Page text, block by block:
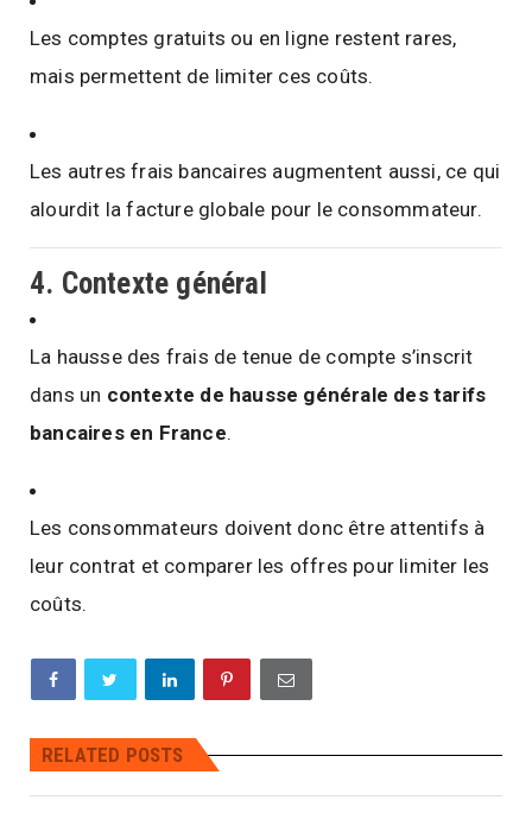
Les comptes gratuits ou en ligne restent rares,
mais permettent de limiter ces coûts.
Les autres frais bancaires augmentent aussi, ce qui
alourdit la facture globale pour le consommateur.
4. Contexte général
La hausse des frais de tenue de compte s’inscrit
dans un contexte de hausse générale des tarifs
bancaires en France.
Les consommateurs doivent donc être attentifs à
leur contrat et comparer les offres pour limiter les
coûts.
RELATED POSTS
La souveraineté numérique de l'Europe
est un enjeu majeur face à l'évolution
rapide des technologies d'intelligence
protection des données personnelles
sont essentielles pour garantir cette
souveraineté et préserver les droits